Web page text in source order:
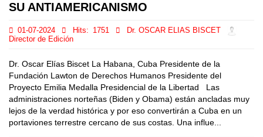
SU ANTIAMERICANISMO
01-07-2024 Hits: 1751
Dr. OSCAR ELIAS BISCET
Director de Edición
Dr. Oscar Elías Biscet La Habana, Cuba Presidente de la
Fundación Lawton de Derechos Humanos Presidente del
Proyecto Emilia Medalla Presidencial de la Libertad Las
administraciones norteñas (Biden y Obama) están ancladas muy
lejos de la verdad histórica y por eso convertirán a Cuba en un
portaviones terrestre cercano de sus costas. Una influe...